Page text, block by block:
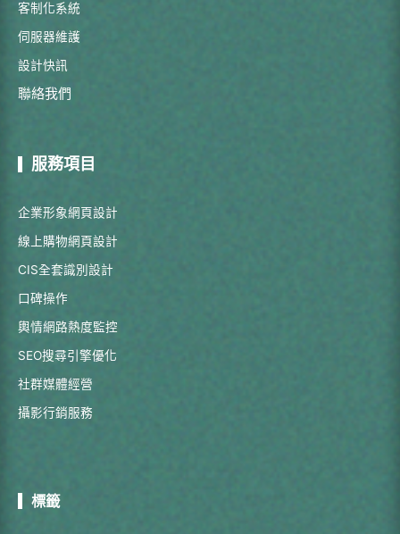
客制化系統
伺服器維護
設計快訊
聯絡我們
服務項目
企業形象網頁設計
線上購物網頁設計
CIS全套識別設計
口碑操作
輿情網路熱度監控
SEO搜尋引擎優化
社群媒體經營
攝影行銷服務
標籤